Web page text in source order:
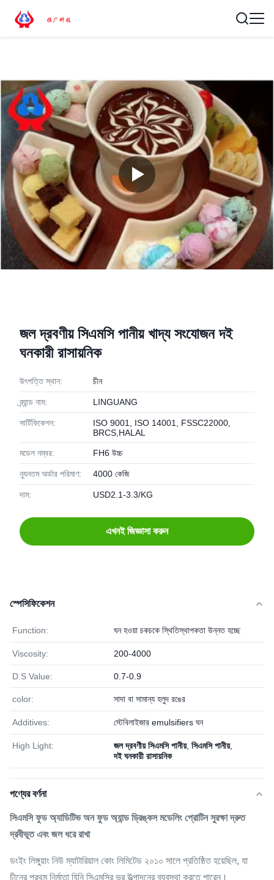
জল দ্রবণীয় সিএমসি পানীয় খাদ্য সংযোজন দই
ঘনকারী রাসায়নিক
উৎপত্তি স্থান: চীন
ব্র্যান্ড নাম: LINGUANG
সার্টিফিকেশন:
ISO 9001, ISO 14001, FSSC22000,
BRCS,HALAL
মডেল নম্বর: FH6 উচ্চ
ন্যূনতম অর্ডার পরিমাণ: 4000 কেজি
দাম: USD2.1-3.3/KG
এখনই জিজ্ঞাসা করুন
স্পেসিফিকেশন
Function: ঘন হওয়া চকচকে স্থিতিস্থাপকতা উন্নত হচ্ছে
Viscosity: 200-4000
D.S Value: 0.7-0.9
color: সাদা বা সামান্য হলুদ রঙের
Additives: স্টেবিলাইজার emulsifiers ঘন
High Light: জল দ্রবণীয় সিএমসি পানীয়, সিএমসি পানীয়,
দই ঘনকারী রাসায়নিক
পণ্যের বর্ণনা
সিএমসি ফুড অ্যাডিটিভ অন ফুড অ্যান্ড ড্রিঙ্কস মডেলিং প্রোটিন সুরক্ষা দ্রুত
দ্রবীভূত এবং জল ধরে রাখা
ডংইং লিঙ্গুয়াং নিউ ম্যাটারিয়াল কোং লিমিটেড ২০১০ সালে প্রতিষ্ঠিত হয়েছিল, যা
চীনের প্রথম নির্মাতা যিনি সিএমসির ভর উত্পাদনের ব্যবস্থা করতে পারেন।